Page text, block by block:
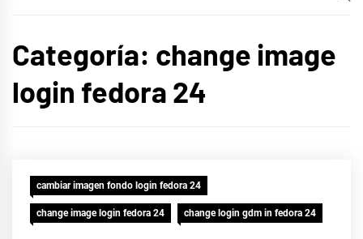
Categoría: change image
login fedora 24
cambiar imagen fondo login fedora 24
change image login fedora 24 change login gdm in fedora 24